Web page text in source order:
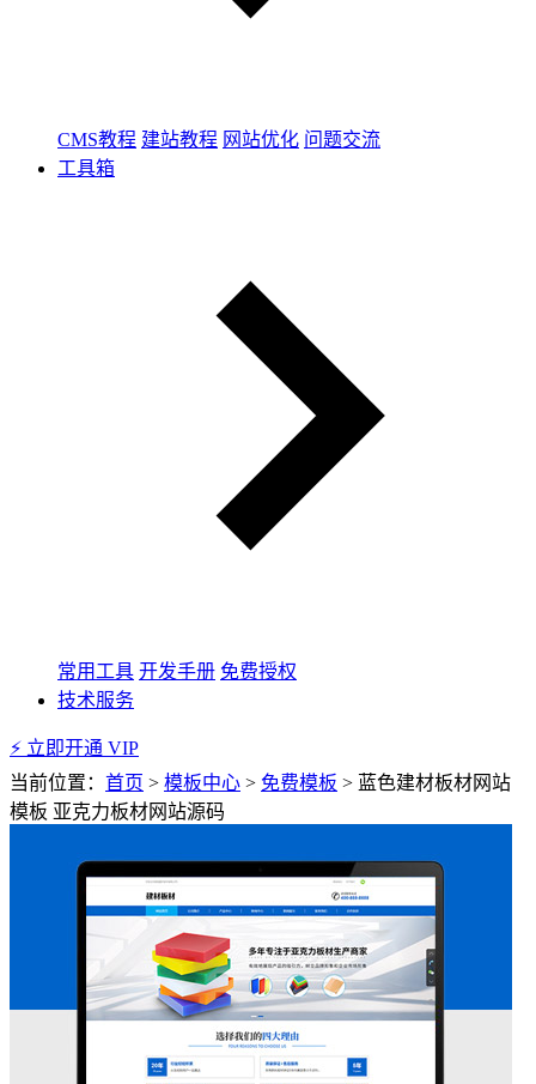
CMS教程 建站教程 网站优化 问题交流
工具箱
常用工具 开发手册 免费授权
技术服务
⚡ 立即开通 VIP
当前位置： 首页 > 模板中心 > 免费模板 > 蓝色建材板材网站
模板 亚克力板材网站源码